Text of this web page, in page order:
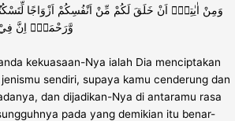
وَمِنْ اٰيٰتِهٖٓ اَنْ خَلَقَ لَكُمْ مِّنْ اَنْفُسِكُمْ اَزْوَاجًا
وَّرَحْمَةًۗ اِنَّ فِيْ
kekuasaan-Nya ialah Dia menciptakan
sendiri, supaya kamu cenderung dan
dan dijadikan-Nya di antaramu rasa
pada yang demikian itu benar-